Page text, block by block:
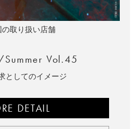
の取り扱い店舗
Vol.45
としてのイメージ
DETAIL